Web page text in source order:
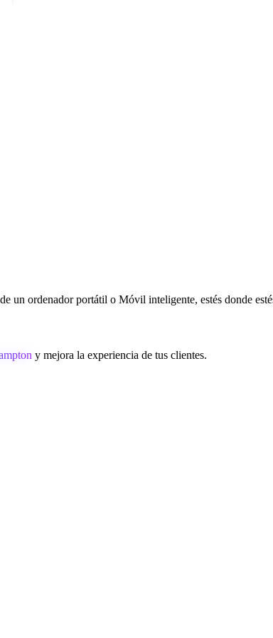
un ordenador portátil o Móvil inteligente, estés donde
y mejora la experiencia de tus clientes.